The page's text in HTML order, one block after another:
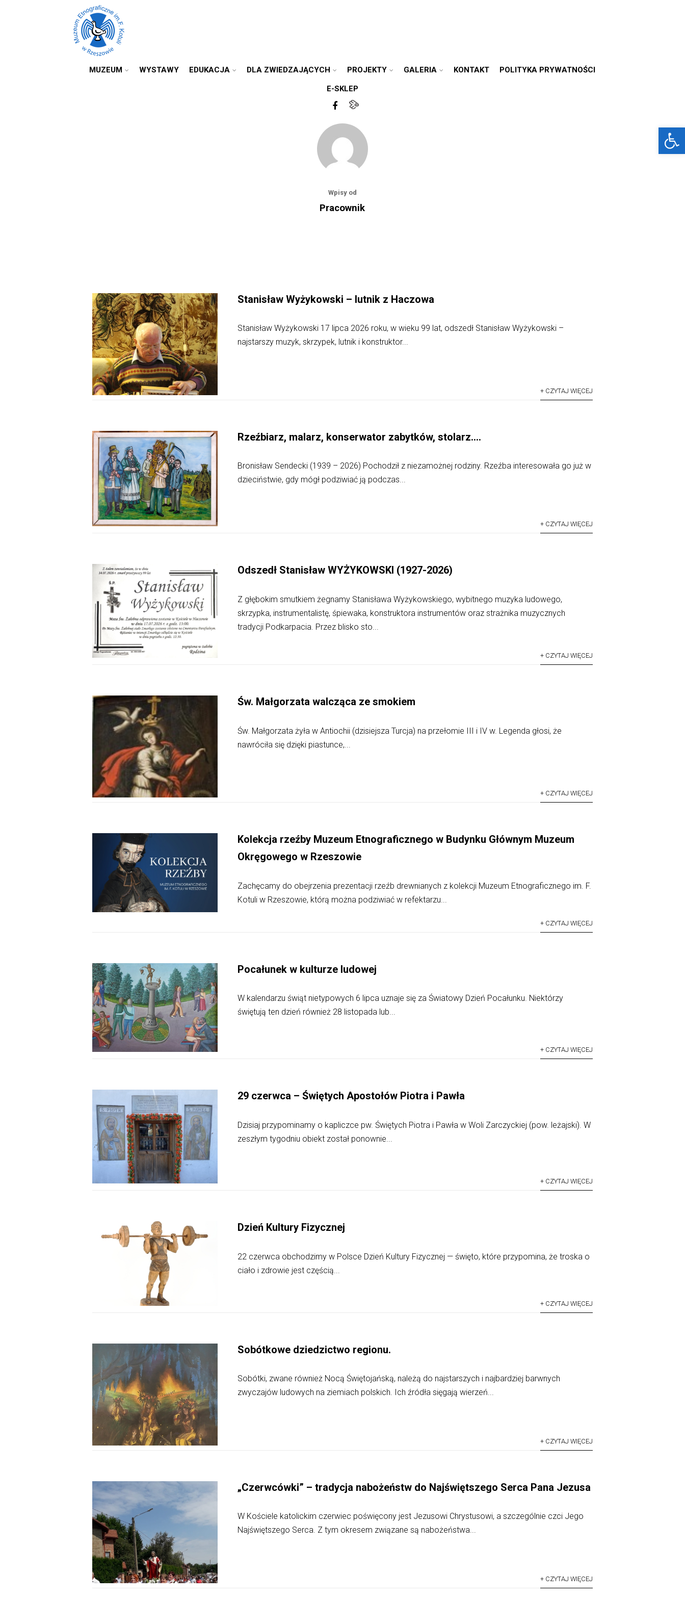
MUZEUM WYSTAWY EDUKACJA DLA ZWIEDZAJĄCYCH PROJEKTY GALERIA KONTAKT POLITYKA PRYWATNOŚCI
E-SKLEP
Wpisy od
Pracownik
Stanisław Wyżykowski – lutnik z Haczowa
Stanisław Wyżykowski 17 lipca 2026 roku, w wieku 99 lat, odszedł Stanisław Wyżykowski –
najstarszy muzyk, skrzypek, lutnik i konstruktor...
+ CZYTAJ WIĘCEJ
Rzeźbiarz, malarz, konserwator zabytków, stolarz….
Bronisław Sendecki (1939 – 2026) Pochodził z niezamożnej rodziny. Rzeźba interesowała go już w
dzieciństwie, gdy mógł podziwiać ją podczas...
+ CZYTAJ WIĘCEJ
Odszedł Stanisław WYŻYKOWSKI (1927-2026)
Z głębokim smutkiem żegnamy Stanisława Wyżykowskiego, wybitnego muzyka ludowego,
skrzypka, instrumentalistę, śpiewaka, konstruktora instrumentów oraz strażnika muzycznych
tradycji Podkarpacia. Przez blisko sto...
+ CZYTAJ WIĘCEJ
Św. Małgorzata walcząca ze smokiem
Św. Małgorzata żyła w Antiochii (dzisiejsza Turcja) na przełomie III i IV w. Legenda głosi, że
nawróciła się dzięki piastunce,...
+ CZYTAJ WIĘCEJ
Kolekcja rzeźby Muzeum Etnograficznego w Budynku Głównym Muzeum
Okręgowego w Rzeszowie
Zachęcamy do obejrzenia prezentacji rzeźb drewnianych z kolekcji Muzeum Etnograficznego im. F.
Kotuli w Rzeszowie, którą można podziwiać w refektarzu...
+ CZYTAJ WIĘCEJ
Pocałunek w kulturze ludowej
W kalendarzu świąt nietypowych 6 lipca uznaje się za Światowy Dzień Pocałunku. Niektórzy
świętują ten dzień również 28 listopada lub...
+ CZYTAJ WIĘCEJ
29 czerwca – Świętych Apostołów Piotra i Pawła
Dzisiaj przypominamy o kapliczce pw. Świętych Piotra i Pawła w Woli Zarczyckiej (pow. leżajski). W
zeszłym tygodniu obiekt został ponownie...
+ CZYTAJ WIĘCEJ
Dzień Kultury Fizycznej
22 czerwca obchodzimy w Polsce Dzień Kultury Fizycznej — święto, które przypomina, że troska o
ciało i zdrowie jest częścią...
+ CZYTAJ WIĘCEJ
Sobótkowe dziedzictwo regionu.
Sobótki, zwane również Nocą Świętojańską, należą do najstarszych i najbardziej barwnych
zwyczajów ludowych na ziemiach polskich. Ich źródła sięgają wierzeń...
+ CZYTAJ WIĘCEJ
„Czerwcówki” – tradycja nabożeństw do Najświętszego Serca Pana Jezusa
W Kościele katolickim czerwiec poświęcony jest Jezusowi Chrystusowi, a szczególnie czci Jego
Najświętszego Serca. Z tym okresem związane są nabożeństwa...
+ CZYTAJ WIĘCEJ